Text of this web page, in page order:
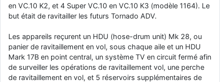
en VC.10 K2, et 4 Super VC.10 en VC.10 K3 (modèle 1164). Le
but était de ravitailler les futurs Tornado ADV.
Les appareils reçurent un HDU (hose-drum unit) Mk 28, ou
panier de ravitaillement en vol, sous chaque aile et un HDU
Mark 17B en point central, un système TV en circuit fermé afin
de surveiller les opérations de ravitaillement vol, une perche
de ravitaillement en vol, et 5 réservoirs supplémentaires de